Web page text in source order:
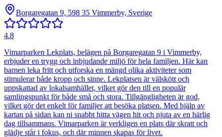
Borgaregatan 9, 598 35 Vimmerby, Sverige
4.8
Vimarparken Lekplats, belägen på Borgaregatan 9 i Vimmerby,
erbjuder en trygg och inbjudande miljö för hela familjen. Här kan
barnen leka fritt och utforska en mängd olika aktiviteter som
stimulerar både kropp och sinne. Lekplatsen är välskött och
uppskattad av lokalsamhället, vilket gör den till en populär
samlingspunkt för både små och stora. Tillgängligheten är god,
vilket gör det enkelt för familjer att besöka platsen. Med hjälp av
kartan på sidan kan ni snabbt hitta vägen hit och njuta av en härlig
dag tillsammans. Vimarparken är verkligen en plats där skratt och
glädje står i fokus, och där minnen skapas för livet.